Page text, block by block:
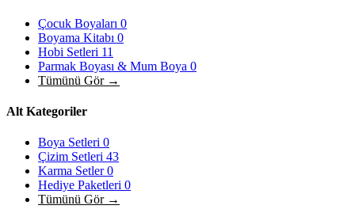
Çocuk Boyaları 0
Boyama Kitabı 0
Hobi Setleri 11
Parmak Boyası & Mum Boya 0
Tümünü Gör →
Alt Kategoriler
Boya Setleri 0
Çizim Setleri 43
Karma Setler0
Hediye Paketleri 0
Tümünü Gör →